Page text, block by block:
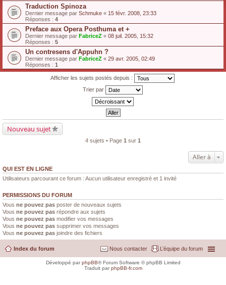
Traduction Spinoza
Dernier message par Schmuke « 15 févr. 2008, 23:33
Réponses : 4
Preface aux Opera Posthuma et +
Dernier message par FabriceZ « 08 juil. 2005, 15:32
Réponses : 5
Un contresens d'Appuhn ?
Dernier message par FabriceZ « 29 avr. 2005, 02:49
Réponses : 1
Afficher les sujets postés depuis :
Trier par
Nouveau sujet
4 sujets • Page 1 sur 1
Aller à
QUI EST EN LIGNE
Utilisateurs parcourant ce forum : Aucun utilisateur enregistré et 1 invité
PERMISSIONS DU FORUM
Vous ne pouvez pas poster de nouveaux sujets
Vous ne pouvez pas répondre aux sujets
Vous ne pouvez pas modifier vos messages
Vous ne pouvez pas supprimer vos messages
Vous ne pouvez pas joindre des fichiers
Index du forum L’équipe du forum
Nous contacter
Développé parphpBB® Forum Software © phpBB Limited
Traduit parphpBB-fr.com